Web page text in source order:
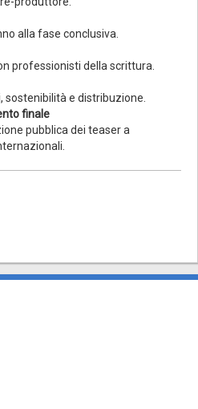
alla fase conclusiva.
professionisti della scrittura.
sostenibilità e distribuzione.
finale
pubblica dei teaser a